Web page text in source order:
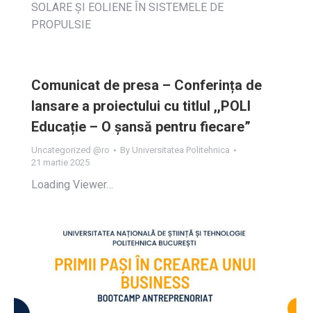
SOLARE ȘI EOLIENE ÎN SISTEMELE DE
PROPULSIE
Comunicat de presa – Conferința de
lansare a proiectului cu titlul ,,POLI
Educație – O șansă pentru fiecare”
Uncategorized @ro By Universitatea Politehnica
21 martie 2025
Loading Viewer…